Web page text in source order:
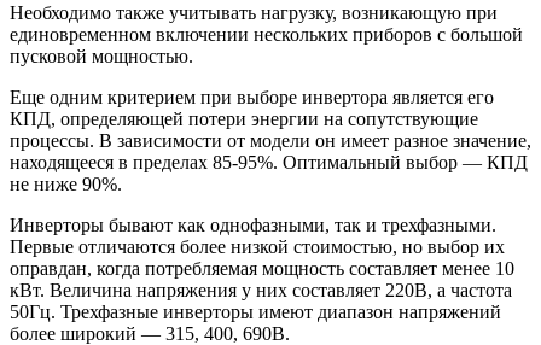
Необходимо также учитывать нагрузку, возникающую при
единовременном включении нескольких приборов с большой
пусковой мощностью.
Еще одним критерием при выборе инвертора является его
КПД, определяющей потери энергии на сопутствующие
процессы. В зависимости от модели он имеет разное значение,
находящееся в пределах 85-95%. Оптимальный выбор — КПД
не ниже 90%.
Инверторы бывают как однофазными, так и трехфазными.
Первые отличаются более низкой стоимостью, но выбор их
оправдан, когда потребляемая мощность составляет менее 10
кВт. Величина напряжения у них составляет 220В, а частота
50Гц. Трехфазные инверторы имеют диапазон напряжений
более широкий — 315, 400, 690В.